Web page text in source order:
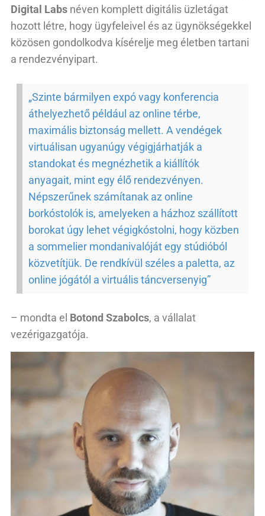
Digital Labs néven komplett digitális üzletágat
hozott létre, hogy ügyfeleivel és az ügynökségekkel
közösen gondolkodva kísérelje meg életben tartani
a rendezvényipart.
„Szinte bármilyen expó vagy konferencia
áthelyezhető például az online térbe,
maximális biztonság mellett. A vendégek
virtuálisan ugyanúgy végigjárhatják a
standokat és megnézhetik a kiállítók
anyagait, mint egy élő rendezvényen.
Népszerűnek számítanak az online
borkóstolók is, amelyeken a házhoz szállított
borokat úgy lehet végigkóstolni, hogy közben
a sommelier mondanivalóját egy stúdióból
közvetítjük. De rendkívül széles a paletta, az
online jógától a virtuális táncversenyig”
– mondta el Botond Szabolcs, a vállalat
vezérigazgatója.